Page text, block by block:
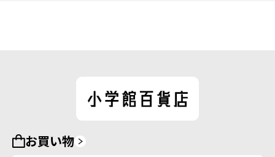
お買い物